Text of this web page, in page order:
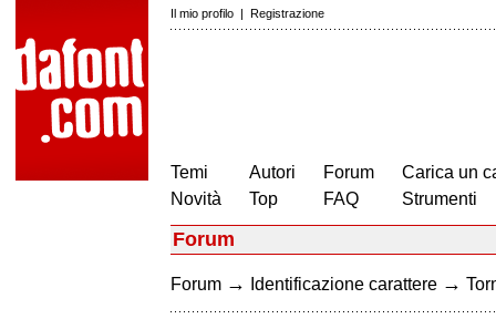
Il mio profilo | Registrazione
Temi
Novità
Autori
Top
Forum
FAQ
Carica un
Strumenti
Forum
Forum → Identificazione carattere →